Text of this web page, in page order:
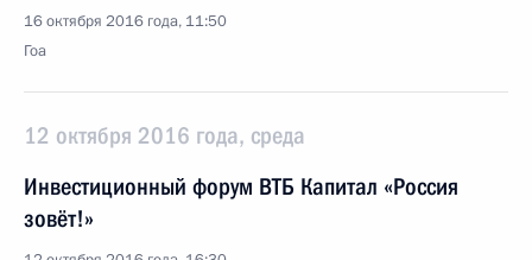
16 октября 2016 года, 11:50
Гоа
12 октября 2016 года, среда
Инвестиционный форум ВТБ Капитал «Россия
зовёт!»